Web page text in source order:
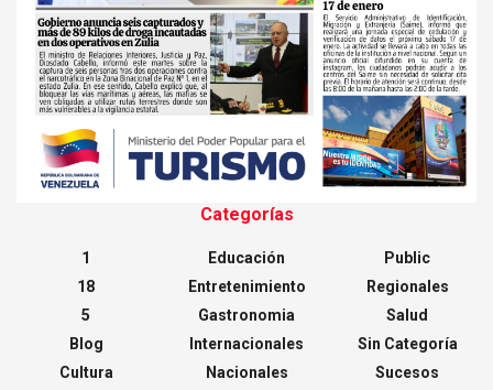
Categorías
1
18
5
Blog
Cultura
Educación
Entretenimiento
Gastronomia
Internacionales
Nacionales
Public
Regionales
Salud
Sin Categoría
Sucesos